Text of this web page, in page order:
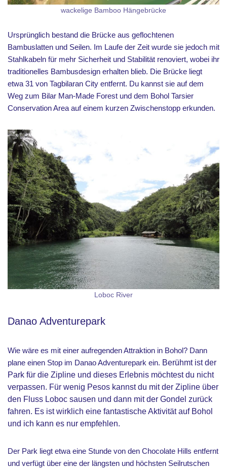
wackelige Bamboo Hängebrücke
Ursprünglich bestand die Brücke aus geflochtenen
Bambuslatten und Seilen. Im Laufe der Zeit wurde sie jedoch mit
Stahlkabeln für mehr Sicherheit und Stabilität renoviert, wobei ihr
traditionelles Bambusdesign erhalten blieb. Die Brücke liegt
etwa 31 von Tagbilaran City entfernt. Du kannst sie auf dem
Weg zum Bilar Man-Made Forest und dem Bohol Tarsier
Conservation Area auf einem kurzen Zwischenstopp erkunden.
Loboc River
Danao Adventurepark
Wie wäre es mit einer aufregenden Attraktion in Bohol? Dann
plane einen Stop im Danao Adventurepark ein. Berühmt ist der
Park für die Zipline und dieses Erlebnis möchtest du nicht
verpassen. Für wenig Pesos kannst du mit der Zipline über
den Fluss Loboc sausen und dann mit der Gondel zurück
fahren. Es ist wirklich eine fantastische Aktivität auf Bohol
und ich kann es nur empfehlen.
Der Park liegt etwa eine Stunde von den Chocolate Hills entfernt
und verfügt über eine der längsten und höchsten Seilrutschen